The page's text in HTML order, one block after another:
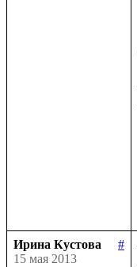
Ирина Кустова
#
15 мая 2013